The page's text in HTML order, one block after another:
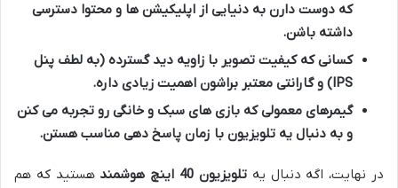
که دوست دارن به دنیایی از اپلیکیشن ها و محتوا دسترسی
داشته باشن.
کسانی که کیفیت تصویر با زاویه دید گسترده (به لطف پنل
IPS) و گارانتی معتبر براشون اهمیت زیادی داره.
گیمرهای معمولی که بازی های سبک و خانگی رو تجربه می کنن
و به دنبال یه تلویزیون با زمان پاسخ دهی مناسب هستن.
در نهایت، اگه دنبال یهتلویزیون 40 اینچ هوشمند
هستید که هم